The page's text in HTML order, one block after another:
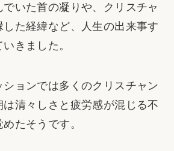
いた首の凝りや、クリスチャ
した経緯など、人生の出来事す
きました。
ョンでは多くのクリスチャン
清々しさと疲労感が混じる不
たそうです。